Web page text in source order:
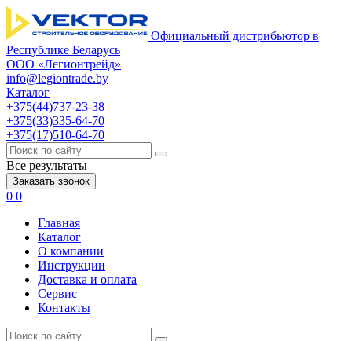
Официальный дистрибьютор в
Республике Беларусь
ООО «Легионтрейд»
info@legiontrade.by
Каталог
+375(44)737-23-38
+375(33)335-64-70
+375(17)510-64-70
Все результаты
Заказать звонок
0 0
Главная
Каталог
О компании
Инструкции
Доставка и оплата
Сервис
Контакты